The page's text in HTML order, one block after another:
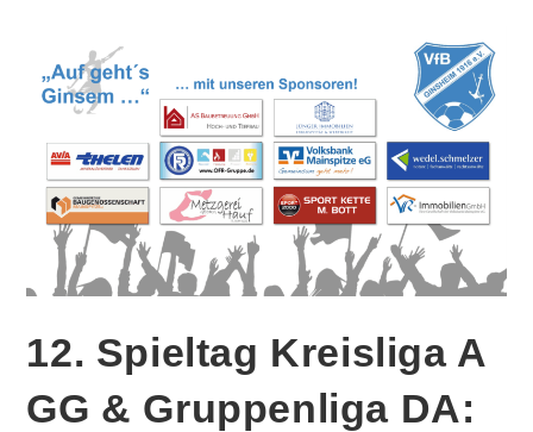
12. Spieltag Kreisliga A
GG & Gruppenliga DA: